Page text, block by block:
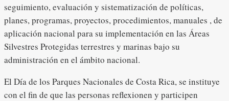
seguimiento, evaluación y sistematización de políticas,
planes, programas, proyectos, procedimientos, manuales , de
aplicación nacional para su implementación en las Áreas
Silvestres Protegidas terrestres y marinas bajo su
administración en el ámbito nacional.
El Día de los Parques Nacionales de Costa Rica, se instituye
con el fin de que las personas reflexionen y participen